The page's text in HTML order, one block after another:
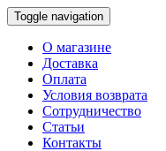
Toggle navigation
О магазине
Доставка
Оплата
Условия возврата
Сотрудничество
Статьи
Контакты